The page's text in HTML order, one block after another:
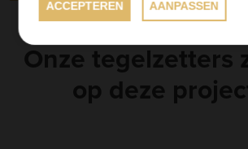
Onze tegelzetters
op deze
ACCEPTEREN AANPASSEN